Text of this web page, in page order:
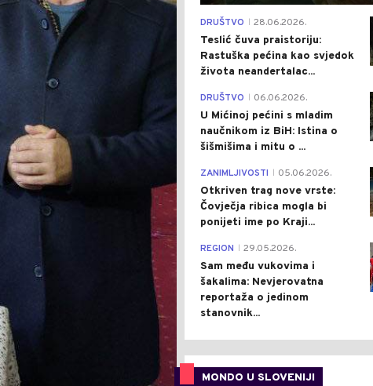
DRUŠTVO 28.06.2026.
Teslić čuva praistoriju:
Rastuška pećina kao svjedok
života neandertalac...
DRUŠTVO 06.06.2026.
U Mićinoj pećini s mladim
naučnikom iz BiH: Istina o
šišmišima i mitu o ...
ZANIMLJIVOSTI 05.06.2026.
Otkriven trag nove vrste:
Čovječja ribica mogla bi
ponijeti ime po Kraji...
REGION 29.05.2026.
Sam među vukovima i
šakalima: Nevjerovatna
reportaža o jedinom
stanovnik...
MONDO U SLOVENIJI